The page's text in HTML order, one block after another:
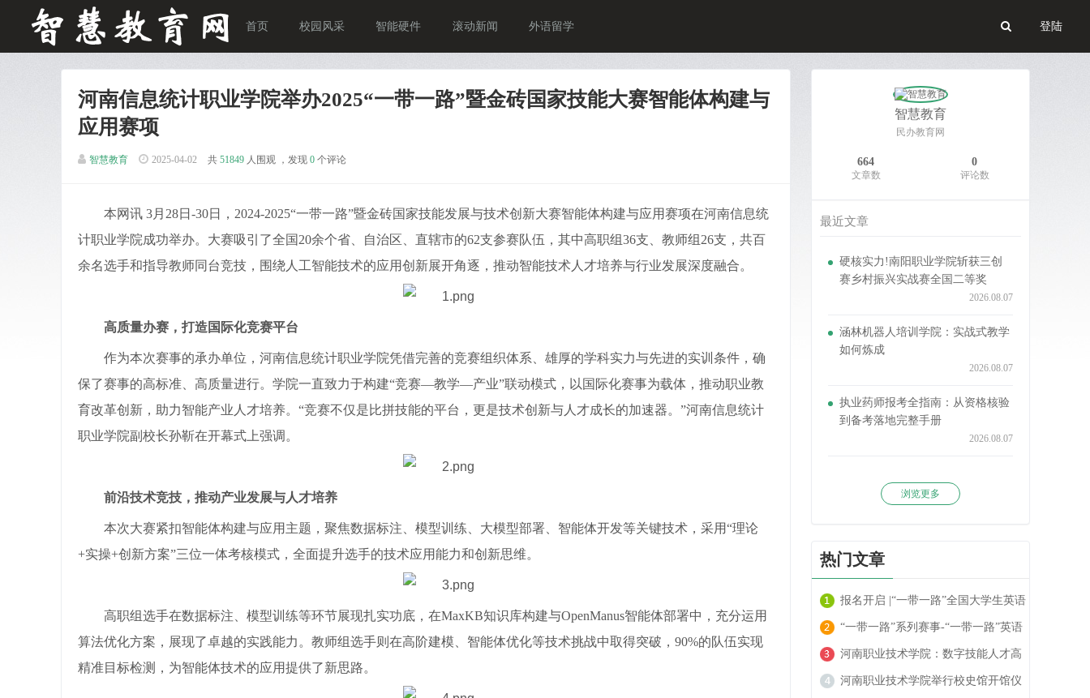
首页 校园风采 智能硬件 滚动新闻 外语留学 登陆
河南信息统计职业学院举办2025“一带一路”暨金砖国家技能大赛智能体构建与
应用赛项
智慧教育 2025-04-02 共 51849 人围观 ，发现 0 个评论
本网讯 3月28日-30日，2024-2025“一带一路”暨金砖国家技能发展与技术创新大赛智能体构建与应用赛项在河南信息统
计职业学院成功举办。大赛吸引了全国20余个省、自治区、直辖市的62支参赛队伍，其中高职组36支、教师组26支，共百
余名选手和指导教师同台竞技，围绕人工智能技术的应用创新展开角逐，推动智能技术人才培养与行业发展深度融合。
高质量办赛，打造国际化竞赛平台
作为本次赛事的承办单位，河南信息统计职业学院凭借完善的竞赛组织体系、雄厚的学科实力与先进的实训条件，确
保了赛事的高标准、高质量进行。学院一直致力于构建“竞赛—教学—产业”联动模式，以国际化赛事为载体，推动职业教
育改革创新，助力智能产业人才培养。“竞赛不仅是比拼技能的平台，更是技术创新与人才成长的加速器。”河南信息统计
职业学院副校长孙靳在开幕式上强调。
前沿技术竞技，推动产业发展与人才培养
本次大赛紧扣智能体构建与应用主题，聚焦数据标注、模型训练、大模型部署、智能体开发等关键技术，采用“理论
+实操+创新方案”三位一体考核模式，全面提升选手的技术应用能力和创新思维。
高职组选手在数据标注、模型训练等环节展现扎实功底，在MaxKB知识库构建与OpenManus智能体部署中，充分运用
算法优化方案，展现了卓越的实践能力。教师组选手则在高阶建模、智能体优化等技术挑战中取得突破，90%的队伍实现
精准目标检测，为智能体技术的应用提供了新思路。
智慧教育
民办教育网
664
文章数
0
评论数
最近文章
硬核实力!南阳职业学院斩获三创
赛乡村振兴实战赛全国二等奖
2026.08.07
涵林机器人培训学院：实战式教学
如何炼成
2026.08.07
执业药师报考全指南：从资格核验
到备考落地完整手册
2026.08.07
浏览更多
热门文章
报名开启 |“一带一路”全国大学生英语
阅读大赛火热进行中！
“一带一路”系列赛事-“一带一路”英语
翻译大赛报名开启！
河南职业技术学院：数字技能人才高
地的崛起
河南职业技术学院举行校史馆开馆仪